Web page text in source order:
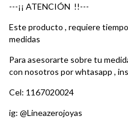
---¡¡ ATENCIÓN !!---
Este producto , requiere
medidas
Para asesorarte sobre tu
con nosotros por whtasapp ,
Cel: 1167020024
ig: @Lineazerojoyas